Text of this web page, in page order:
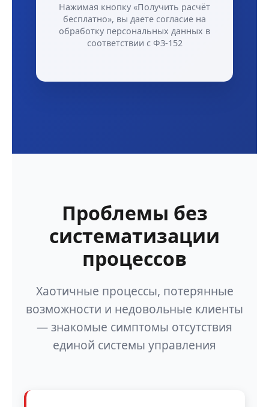
Нажимая кнопку «Получить расчёт
бесплатно», вы даете согласие на
обработку персональных данных в
соответствии с ФЗ-152
Проблемы без
систематизации
процессов
Хаотичные процессы, потерянные
возможности и недовольные клиенты
— знакомые симптомы отсутствия
единой системы управления